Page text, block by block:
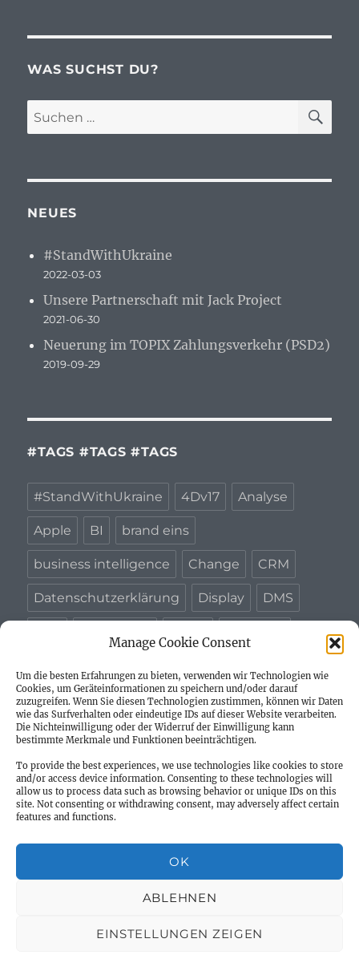
Manage Cookie Consent
Um die besten Erfahrungen zu bieten, verwenden wir Technologien wie
Cookies, um Geräteinformationen zu speichern und/oder darauf
zuzugreifen. Wenn Sie diesen Technologien zustimmen, können wir Daten
wie das Surfverhalten oder eindeutige IDs auf dieser Website verarbeiten.
Die Nichteinwilligung oder der Widerruf der Einwilligung kann
bestimmte Merkmale und Funktionen beeinträchtigen.
To provide the best experiences, we use technologies like cookies to store
and/or access device information. Consenting to these technologies will
allow us to process data such as browsing behavior or unique IDs on this
site. Not consenting or withdrawing consent, may adversely affect certain
features and functions.
OK
ABLEHNEN
EINSTELLUNGEN ZEIGEN
WAS SUCHST DU?
Suchen
nach:
NEUES
#StandWithUkraine
2022-03-03
Unsere Partnerschaft mit Jack Project
2021-06-30
Neuerung im TOPIX Zahlungsverkehr (PSD2)
2019-09-29
#TAGS #TAGS #TAGS
#StandWithUkraine 4Dv17 Analyse
Apple BI brand eins
business intelligence Change CRM
Datenschutzerklärung Display DMS
Tableau Tickets TOPIX userexits v17
WAPD
Willkommen